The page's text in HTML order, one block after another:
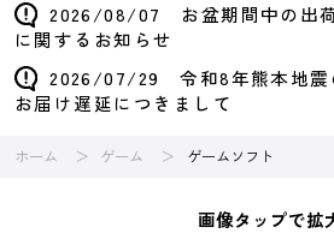
2026/08/07 お盆期間中の出
に関するお知らせ
2026/07/29 令和8年熊本地震
お届け遅延につきまして
ホーム ゲーム ゲームソフト
画像タップで拡